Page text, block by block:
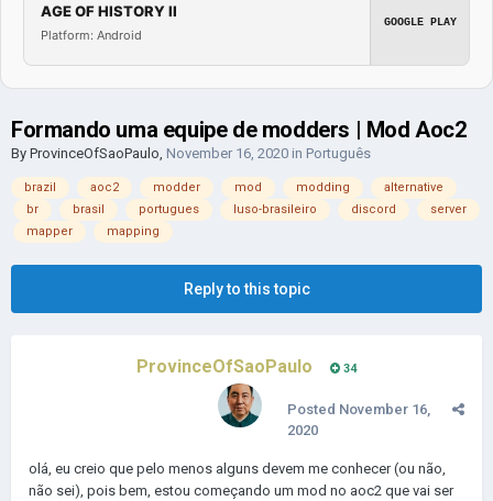
AGE OF HISTORY II
Platform: Android
GOOGLE PLAY
Formando uma equipe de modders | Mod Aoc2
By ProvinceOfSaoPaulo, November 16, 2020 in Português
brazil aoc2 modder mod modding
alternative
br
brasil portugues luso-brasileiro discord
server
mapper
mapping
Reply to this topic
ProvinceOfSaoPaulo 34
Posted November 16,
2020
olá, eu creio que pelo menos alguns devem me conhecer (ou não,
não sei), pois bem, estou começando um mod no aoc2 que vai ser